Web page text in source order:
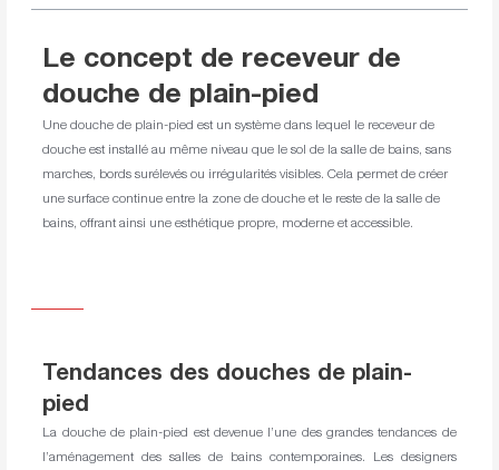
Le concept de receveur de
douche de plain-pied
Une douche de plain-pied est un système dans lequel le receveur de
douche est installé au même niveau que le sol de la salle de bains, sans
marches, bords surélevés ou irrégularités visibles. Cela permet de créer
une surface continue entre la zone de douche et le reste de la salle de
bains, offrant ainsi une esthétique propre, moderne et accessible.
Tendances des douches de plain-
pied
La douche de plain-pied est devenue l’une des grandes tendances de
l’aménagement des salles de bains contemporaines. Les designers